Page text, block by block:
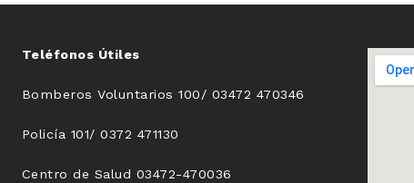
Teléfonos Útiles
Bomberos Voluntarios 100/ 03472 470346
Policía 101/ 0372 471130
Centro de Salud 03472-470036